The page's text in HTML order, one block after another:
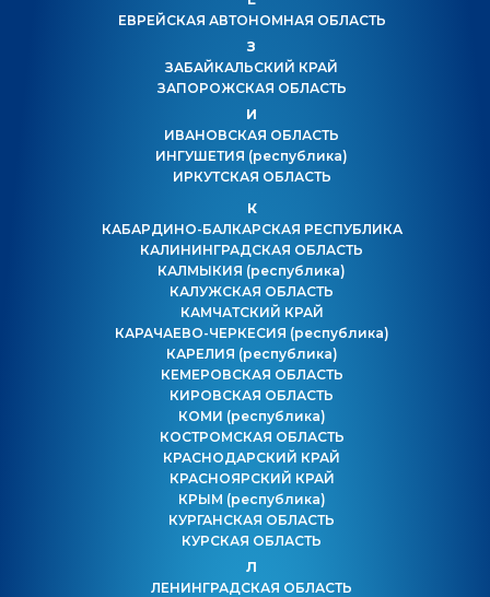
ЕВРЕЙСКАЯ АВТОНОМНАЯ ОБЛАСТЬ
З
ЗАБАЙКАЛЬСКИЙ КРАЙ
ЗАПОРОЖСКАЯ ОБЛАСТЬ
И
ИВАНОВСКАЯ ОБЛАСТЬ
ИНГУШЕТИЯ (республика)
ИРКУТСКАЯ ОБЛАСТЬ
К
КАБАРДИНО-БАЛКАРСКАЯ РЕСПУБЛИКА
КАЛИНИНГРАДСКАЯ ОБЛАСТЬ
КАЛМЫКИЯ (республика)
КАЛУЖСКАЯ ОБЛАСТЬ
КАМЧАТСКИЙ КРАЙ
КАРАЧАЕВО-ЧЕРКЕСИЯ (республика)
КАРЕЛИЯ (республика)
КЕМЕРОВСКАЯ ОБЛАСТЬ
КИРОВСКАЯ ОБЛАСТЬ
КОМИ (республика)
КОСТРОМСКАЯ ОБЛАСТЬ
КРАСНОДАРСКИЙ КРАЙ
КРАСНОЯРСКИЙ КРАЙ
КРЫМ (республика)
КУРГАНСКАЯ ОБЛАСТЬ
КУРСКАЯ ОБЛАСТЬ
Л
ЛЕНИНГРАДСКАЯ ОБЛАСТЬ